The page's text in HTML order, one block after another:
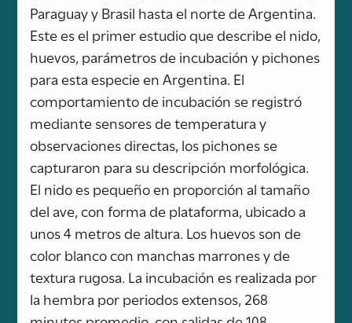
Paraguay y Brasil hasta el norte de Argentina.
Este es el primer estudio que describe el nido,
huevos, parámetros de incubación y pichones
para esta especie en Argentina. El
comportamiento de incubación se registró
mediante sensores de temperatura y
observaciones directas, los pichones se
capturaron para su descripción morfológica.
El nido es pequeño en proporción al tamaño
del ave, con forma de plataforma, ubicado a
unos 4 metros de altura. Los huevos son de
color blanco con manchas marrones y de
textura rugosa. La incubación es realizada por
la hembra por periodos extensos, 268